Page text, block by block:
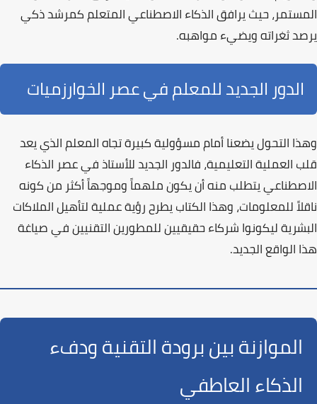
المستمر، حيث يرافق الذكاء الاصطناعي المتعلم كمرشد ذكي
يرصد ثغراته ويضيء مواهبه.
الدور الجديد للمعلم في عصر الخوارزميات
وهذا التحول يضعنا أمام مسؤولية كبيرة تجاه المعلم الذي يعد
قلب العملية التعليمية، فالدور الجديد للأستاذ في عصر الذكاء
الاصطناعي يتطلب منه أن يكون ملهماً وموجهاً أكثر من كونه
ناقلاً للمعلومات، وهذا الكتاب يطرح رؤية عملية لتأهيل الملاكات
البشرية ليكونوا شركاء حقيقيين للمطورين التقنيين في صياغة
هذا الواقع الجديد.
الموازنة بين برودة التقنية ودفء
الذكاء العاطفي